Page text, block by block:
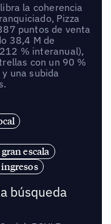
la coherencia
Pizza
puntos de venta
38,4 M de
% interanual),
con un 90 %
una subida
escala
búsqueda